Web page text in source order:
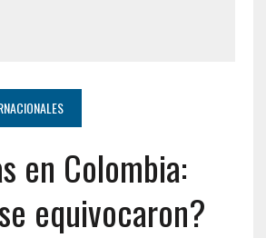
en Colombia:
equivocaron?